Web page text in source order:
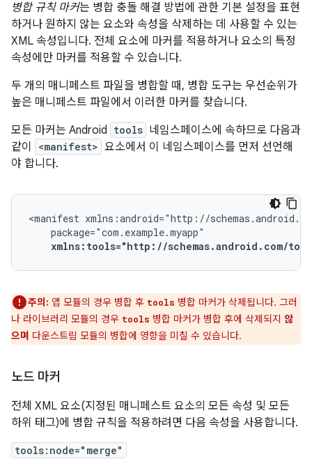
병합 규칙 마커는 병합 충돌 해결 방법에 관한 기본 설정을 표현
하거나 원하지 않는 요소와 속성을 삭제하는 데 사용할 수 있는
XML 속성입니다. 전체 요소에 마커를 적용하거나 요소의 특정
속성에만 마커를 적용할 수 있습니다.
두 개의 매니페스트 파일을 병합할 때, 병합 도구는 우선순위가
높은 매니페스트 파일에서 이러한 마커를 찾습니다.
모든 마커는 Android tools 네임스페이스에 속하므로 다음과
같이
<manifest> 요소에서 이 네임스페이스를 먼저 선언해
야 합니다.
<manifest
xmlns:tools="http://schemas.android.com/
주의: 앱 모듈의 경우 병합 후 tools 병합 마커가 삭제됩니다. 그러
나 라이브러리 모듈의 경우 tools 병합 마커가 병합 후에 삭제되지 않
으며 다운스트림 모듈의 병합에 영향을 미칠 수 있습니다.
노드 마커
전체 XML 요소(지정된 매니페스트 요소의 모든 속성 및 모든
하위 태그)에 병합 규칙을 적용하려면 다음 속성을 사용합니다.
tools:node="merge"